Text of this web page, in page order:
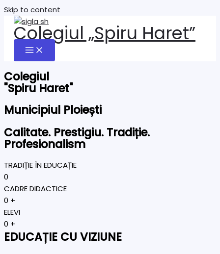
Skip to content
Colegiul „Spiru Haret”
Colegiul
"Spiru Haret"
Municipiul Ploiești
Calitate. Prestigiu. Tradiție.
Profesionalism
TRADIȚIE ÎN EDUCAȚIE
0
CADRE DIDACTICE
0 +
ELEVI
0 +
EDUCAȚIE CU VIZIUNE